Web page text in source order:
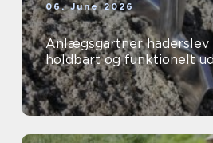
06. June 2026
Anlægsgartner haderslev sådan får du et
holdbart og funktionelt